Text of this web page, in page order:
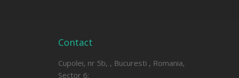
Contact
Cupolei, nr 5b, , Bucuresti , Romania,
Sector 6;